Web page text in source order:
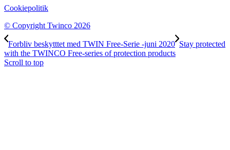
Cookiepolitik
© Copyright Twinco 2026
Forbliv beskytttet med TWIN Free-Serie -juni 2020 Stay protected
with the TWINCO Free-series of protection products
Scroll to top